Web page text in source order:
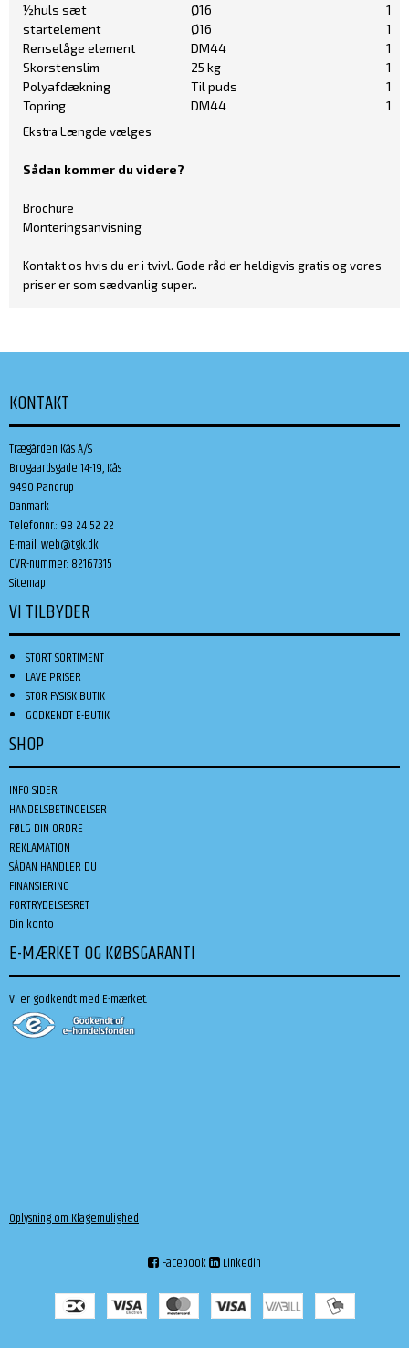
½huls sæt
Ø16
1
startelement
Ø16
1
Renselåge element
DM44
1
Skorstenslim
25 kg
1
Polyafdækning
Til puds
1
Topring
DM44 1
Ekstra Længde vælges
Sådan kommer du videre?
Brochure
Monteringsanvisning
Kontakt os hvis du er i tvivl. Gode råd er heldigvis gratis og vores
priser er som sædvanlig super..
KONTAKT
Trægården Kås A/S
Brogaardsgade 14-19, Kås
9490 Pandrup
Danmark
Telefonnr.: 98 24 52 22
E-mail:web@tgk.dk
CVR-nummer: 82167315
Sitemap
VI TILBYDER
STORT SORTIMENT
LAVE PRISER
STOR FYSISK BUTIK
GODKENDT E-BUTIK
SHOP
INFO SIDER
HANDELSBETINGELSER
FØLG DIN ORDRE
REKLAMATION
SÅDAN HANDLER DU
FINANSIERING
FORTRYDELSESRET
Din konto
E-MÆRKET OG KØBSGARANTI
Vi er godkendt med E-mærket:
Oplysning om Klagemulighed
Facebook Linkedin